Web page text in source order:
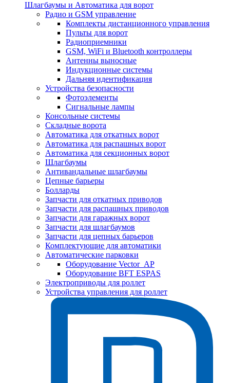
Шлагбаумы и Автоматика для ворот
Радио и GSM управление
Комплекты дистанционного управления
Пульты для ворот
Радиоприемники
GSM, WiFi и Bluetooth контроллеры
Антенны выносные
Индукционные системы
Дальняя идентификация
Устройства безопасности
Фотоэлементы
Сигнальные лампы
Консольные системы
Складные ворота
Автоматика для откатных ворот
Автоматика для распашных ворот
Автоматика для секционных ворот
Шлагбаумы
Антивандальные шлагбаумы
Цепные барьеры
Болларды
Запчасти для откатных приводов
Запчасти для распашных приводов
Запчасти для гаражных ворот
Запчасти для шлагбаумов
Запчасти для цепных барьеров
Комплектующие для автоматики
Автоматические парковки
Оборудование Vector_AP
Оборудование BFT ESPAS
Электроприводы для роллет
Устройства управления для роллет